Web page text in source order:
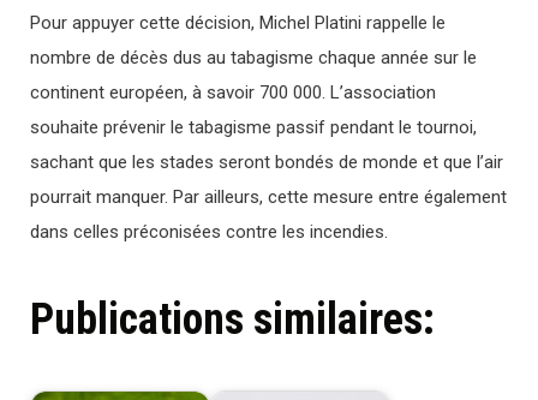
Pour appuyer cette décision, Michel Platini rappelle le
nombre de décès dus au tabagisme chaque année sur le
continent européen, à savoir 700 000. L’association
souhaite prévenir le tabagisme passif pendant le tournoi,
sachant que les stades seront bondés de monde et que l’air
pourrait manquer. Par ailleurs, cette mesure entre également
dans celles préconisées contre les incendies.
Publications similaires: